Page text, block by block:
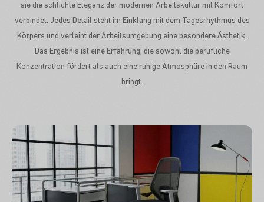
sie die schlichte Eleganz der modernen Arbeitskultur mit Komfort
verbindet. Jedes Detail steht im Einklang mit dem Tagesrhythmus des
Körpers und verleiht der Arbeitsumgebung eine besondere Ästhetik.
Das Ergebnis ist eine Erfahrung, die sowohl die berufliche
Konzentration fördert als auch eine ruhige Atmosphäre in den Raum
bringt.